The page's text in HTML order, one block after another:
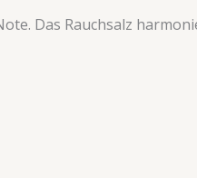
Das Rauchsalz